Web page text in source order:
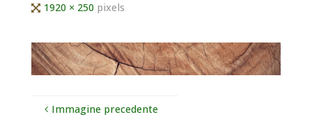
Tutta1920 × 250 pixels
Immagine precedente